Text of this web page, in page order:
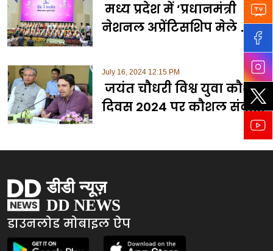
मध्य प्रदेश में ‘प्रधानमंत्री
नेशनल अप्रेंटिसशिप मेले का
July 16, 2024 12:15 PM
जयंत चौधरी विश्व युवा कौशल
दिवस 2024 पर कौशल संवाद
डाउनलोड मोबाइल ऐप